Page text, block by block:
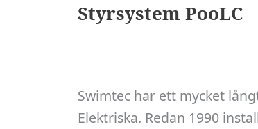
Styrsystem PooLC
Swimtec har ett mycket
Elektriska. Redan 1990